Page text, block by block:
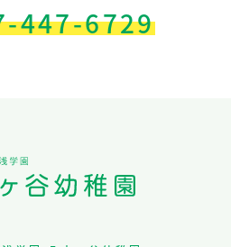
447-6729